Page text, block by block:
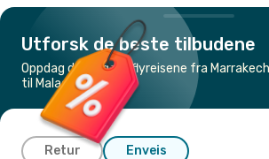
Utforsk de beste tilbudene
Oppdag de billigste flyreisene fra Marrakech
til Malaga
Retur Enveis